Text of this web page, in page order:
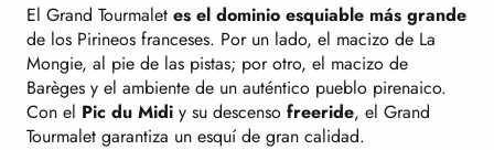
El Grand Tourmalet es el dominio esquiable más grande
de los Pirineos franceses. Por un lado, el macizo de La
Mongie, al pie de las pistas; por otro, el macizo de
Barèges y el ambiente de un auténtico pueblo pirenaico.
Con el Pic du Midi y su descenso freeride, el Grand
Tourmalet garantiza un esquí de gran calidad.